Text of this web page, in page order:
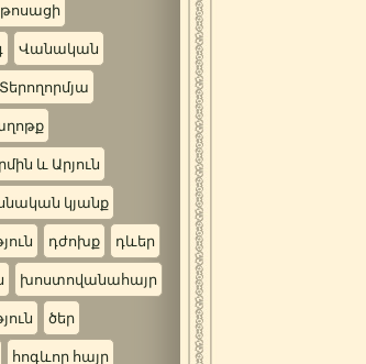
Վանական
Տերողորմյա
և Արյուն
կյանք
դժոխք դևեր
խոստովանահայր
ծեր
հոգևոր հայր